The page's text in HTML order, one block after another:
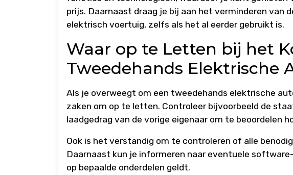
prijs. Daarnaast draag je bij aan het verminderen van
elektrisch voertuig, zelfs als het al eerder gebruikt is.
Waar op te Letten bij het
Tweedehands Elektrische
Als je overweegt om een tweedehands elektrische
zaken om op te letten. Controleer bijvoorbeeld de
laadgedrag van de vorige eigenaar om te beoordelen
Ook is het verstandig om te controleren of alle
Daarnaast kun je informeren naar eventuele
op bepaalde onderdelen geldt.